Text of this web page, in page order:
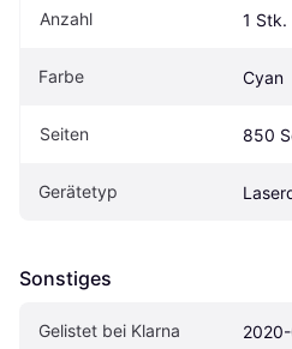
Anzahl 1 Stk.
Farbe Cyan
Seiten 850
Gerätetyp
Sonstiges
Gelistet bei Klarna